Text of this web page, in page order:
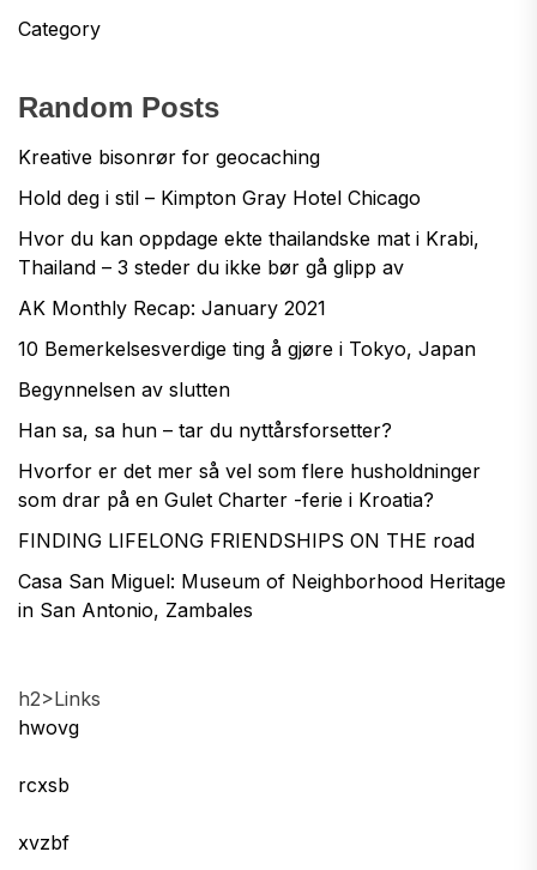
Category
Random Posts
Kreative bisonrør for geocaching
Hold deg i stil – Kimpton Gray Hotel Chicago
Hvor du kan oppdage ekte thailandske mat i Krabi,
Thailand – 3 steder du ikke bør gå glipp av
AK Monthly Recap: January 2021
10 Bemerkelsesverdige ting å gjøre i Tokyo, Japan
Begynnelsen av slutten
Han sa, sa hun – tar du nyttårsforsetter?
Hvorfor er det mer så vel som flere husholdninger
som drar på en Gulet Charter -ferie i Kroatia?
FINDING LIFELONG FRIENDSHIPS ON THE road
Casa San Miguel: Museum of Neighborhood Heritage
in San Antonio, Zambales
h2>Links
hwovg
rcxsb
xvzbf